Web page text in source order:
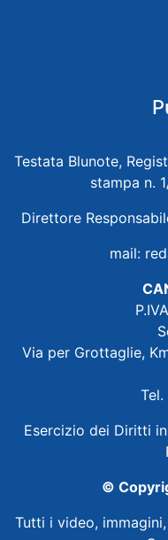
Testata Blunote,
stampa n.
Direttore
mail:
Via per Grottaglie,
Esercizio dei Diritti
©
Tutti i video,